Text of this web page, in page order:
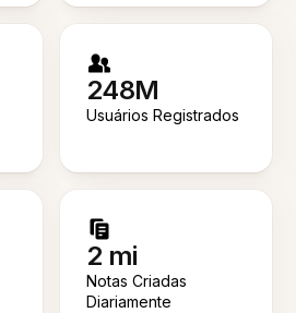
248M
Usuários Registrados
2 mi
Notas Criadas
Diariamente